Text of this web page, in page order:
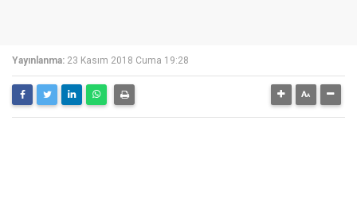
Yayınlanma: 23 Kasım 2018 Cuma 19:28